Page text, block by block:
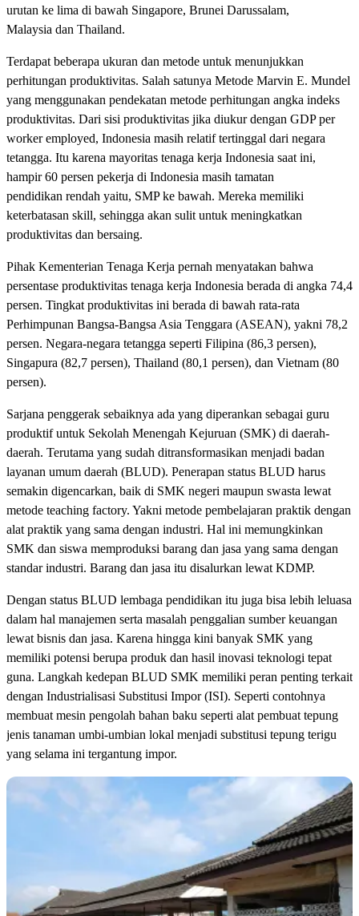
urutan ke lima di bawah Singapore, Brunei Darussalam,
Malaysia dan Thailand.
Terdapat beberapa ukuran dan metode untuk menunjukkan
perhitungan produktivitas. Salah satunya Metode Marvin E. Mundel
yang menggunakan pendekatan metode perhitungan angka indeks
produktivitas. Dari sisi produktivitas jika diukur dengan GDP per
worker employed, Indonesia masih relatif tertinggal dari negara
tetangga. Itu karena mayoritas tenaga kerja Indonesia saat ini,
hampir 60 persen pekerja di Indonesia masih tamatan
pendidikan rendah yaitu, SMP ke bawah. Mereka memiliki
keterbatasan skill, sehingga akan sulit untuk meningkatkan
produktivitas dan bersaing.
Pihak Kementerian Tenaga Kerja pernah menyatakan bahwa
persentase produktivitas tenaga kerja Indonesia berada di angka 74,4
persen. Tingkat produktivitas ini berada di bawah rata-rata
Perhimpunan Bangsa-Bangsa Asia Tenggara (ASEAN), yakni 78,2
persen. Negara-negara tetangga seperti Filipina (86,3 persen),
Singapura (82,7 persen), Thailand (80,1 persen), dan Vietnam (80
persen).
Sarjana penggerak sebaiknya ada yang diperankan sebagai guru
produktif untuk Sekolah Menengah Kejuruan (SMK) di daerah-
daerah. Terutama yang sudah ditransformasikan menjadi badan
layanan umum daerah (BLUD). Penerapan status BLUD harus
semakin digencarkan, baik di SMK negeri maupun swasta lewat
metode teaching factory. Yakni metode pembelajaran praktik dengan
alat praktik yang sama dengan industri. Hal ini memungkinkan
SMK dan siswa memproduksi barang dan jasa yang sama dengan
standar industri. Barang dan jasa itu disalurkan lewat KDMP.
Dengan status BLUD lembaga pendidikan itu juga bisa lebih leluasa
dalam hal manajemen serta masalah penggalian sumber keuangan
lewat bisnis dan jasa. Karena hingga kini banyak SMK yang
memiliki potensi berupa produk dan hasil inovasi teknologi tepat
guna. Langkah kedepan BLUD SMK memiliki peran penting terkait
dengan Industrialisasi Substitusi Impor (ISI). Seperti contohnya
membuat mesin pengolah bahan baku seperti alat pembuat tepung
jenis tanaman umbi-umbian lokal menjadi substitusi tepung terigu
yang selama ini tergantung impor.